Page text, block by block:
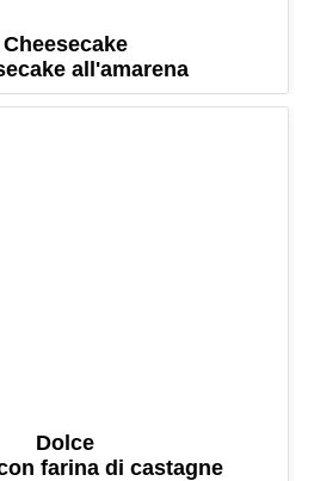
Cheesecake
all'amarena
Dolce
farina di castagne